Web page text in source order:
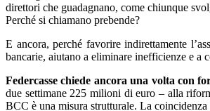
direttori che guadagnano, come chiunque
Perché si chiamano prebende?
E ancora, perché favorire indirettamente
bancarie, aiutano a eliminare inefficienze e a
Federcasse chiede ancora una volta con
due settimane 225 milioni di euro – alla
BCC è una misura strutturale. La